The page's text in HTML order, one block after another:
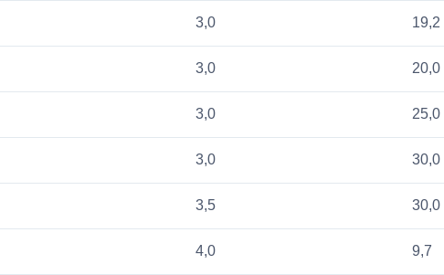
3,0 19,2
3,0 20,0
3,0 25,0
3,0 30,0
3,5 30,0
4,0 9,7